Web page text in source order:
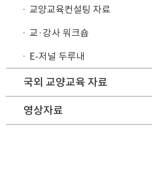
교양교육컨설팅 자료
교·강사 워크숍
E-저널 두루내
국외 교양교육 자료
영상자료